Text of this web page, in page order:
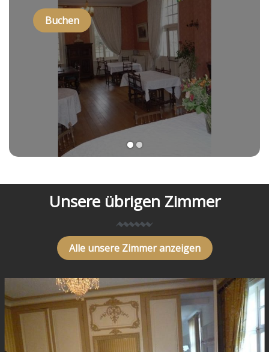
Buchen
1
Unsere übrigen Zimmer
Alle unsere Zimmer anzeigen